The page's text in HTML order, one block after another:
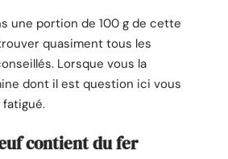
une portion de 100 g de cette
quasiment tous les
Lorsque vous la
dont il est question ici vous
fatigué.
contient du fer